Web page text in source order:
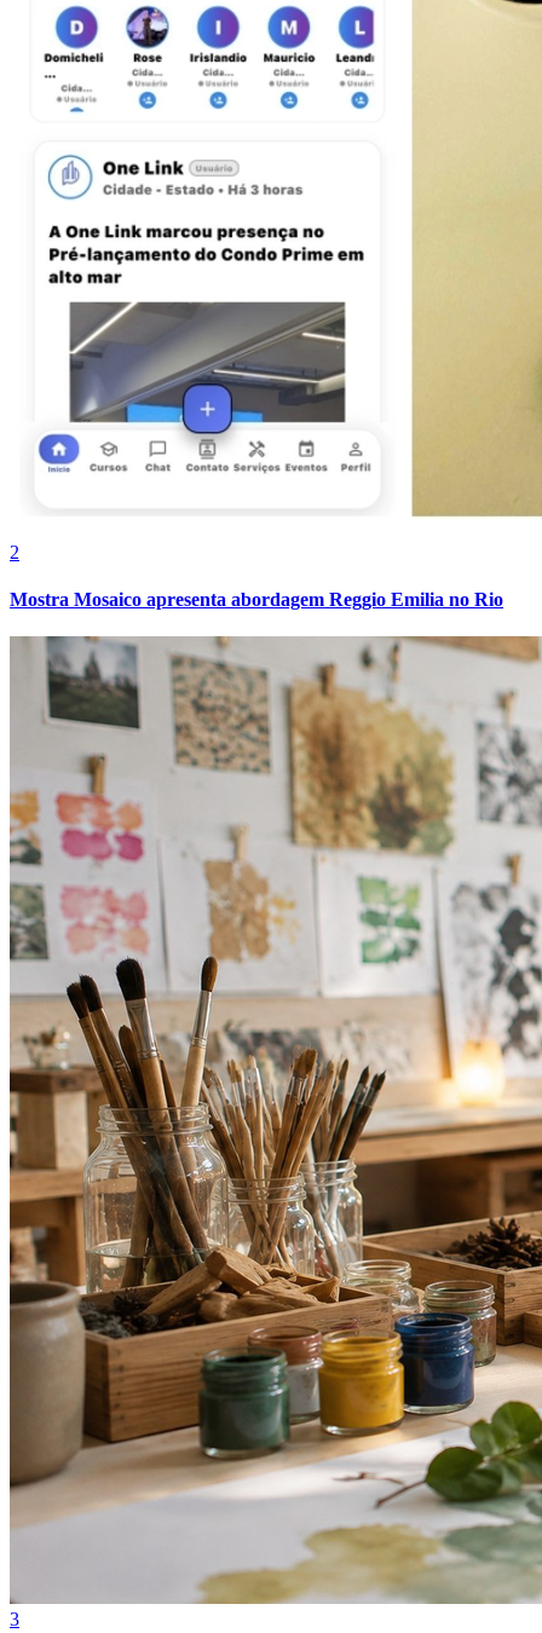
Vasco
2
Mostra Mosaico apresenta abordagem Reggio Emilia no Rio
3